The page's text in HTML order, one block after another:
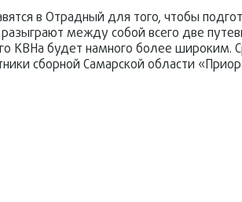
в Отрадный для того, чтобы
между собой всего две
КВНа будет намного более широким.
сборной Самарской области